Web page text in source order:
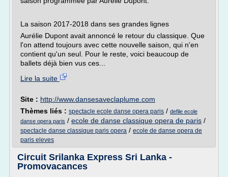
La saison 2017-2018 dans ses grandes lignes
Aurélie Dupont avait annoncé le retour du classique. Que
l'on attend toujours avec cette nouvelle saison, qui n'en
contient qu'un seul. Pour le reste, voici beaucoup de
ballets déjà bien vus ces...
Lire la suite
Site : http://www.dansesaveclaplume.com
Thèmes liés : spectacle ecole danse opera paris / defile ecole
danse opera paris / ecole de danse classique opera de paris /
spectacle danse classique paris opera / ecole de danse opera de
paris eleves
Circuit Srilanka Express Sri Lanka -
Promovacances